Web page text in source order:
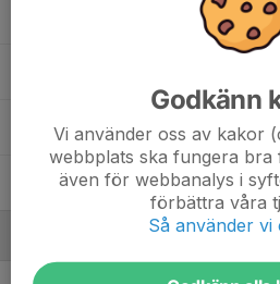
Rasmus Martinsson
Svante Persson
Tobias Wilson
Godkänn
Vi använder oss av kakor
webbplats ska fungera bra
även för webbanalys i
förbättra våra
Så använder vi